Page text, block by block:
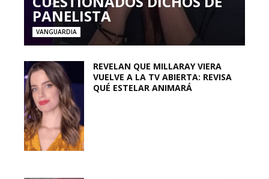
PANELISTA
VANGUARDIA
REVELAN QUE MILLARAY VIERA
VUELVE A LA TV ABIERTA: REVISA
QUÉ ESTELAR ANIMARÁ